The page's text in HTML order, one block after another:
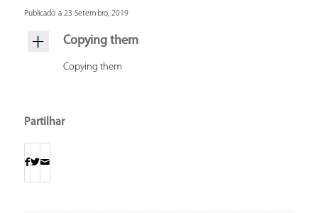
Publicado a 23 Setembro, 2019
Copying them
Copying them
Partilhar